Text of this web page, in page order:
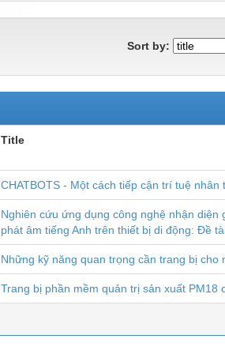
Sort by:
Title
CHATBOTS - Một cách tiếp cận trí tuệ
Nghiên cứu ứng dụng công nghệ nhận
phát âm tiếng Anh trên thiết bị di động: Đề
Những kỹ năng quan trọng cần trang bị
Trang bị phần mềm quản trị sản xuất PM18